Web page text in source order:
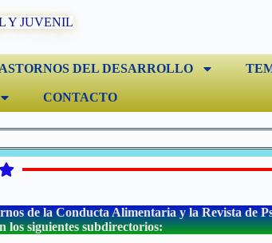
Y JUVENIL
DEL DESARROLLO
CONTACTO
de la Conducta Alimentaria y la Revista de
los siguientes subdirectorios: